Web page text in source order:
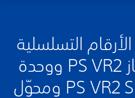
التسلسلية
الخاصة بجهاز PS VR2 ووحدة
تحكم PS VR2 Sense ومحوّل